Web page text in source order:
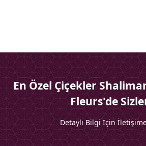
En Özel Çiçekler
Fleurs'de
Detaylı Bilgi İçin